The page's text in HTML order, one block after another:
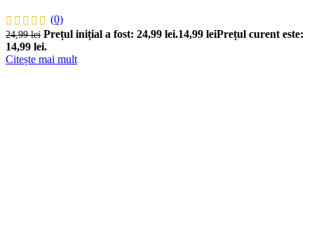
(0)
24,99lei Prețul inițial a fost: 24,99 lei.14,99 leiPrețul curent este:
14,99 lei.
Citește mai mult